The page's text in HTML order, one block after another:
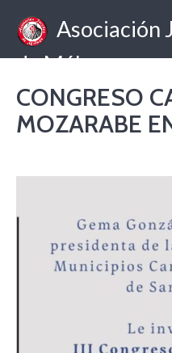
Asociación
de Málaga
CONGRESO
MOZARABE